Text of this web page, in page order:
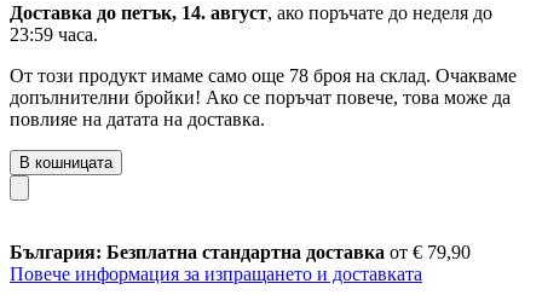
Доставка до петък, 14. август, ако поръчате до неделя до
23:59 часа.
От този продукт имаме само още 78 броя на склад. Очакваме
допълнителни бройки! Ако се поръчат повече, това може да
повлияе на датата на доставка.
В кошницата
България: Безплатна стандартна доставка от € 79,90
Повече информация за изпращането и доставката